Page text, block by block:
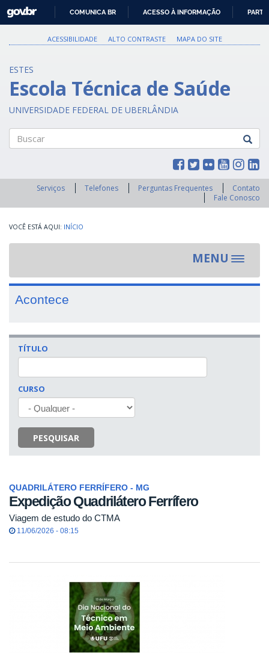
PARA
O
GOVBR
COMUNICA BR ACESSO À INFORMAÇÃO
ACESSIBILIDADE ALTO CONTRASTE MAPA DO SITE
ESTES
Escola Técnica de Saúde
UNIVERSIDADE FEDERAL DE UBERLÂNDIA
Serviços Telefones Perguntas Frequentes
Contato
Fale Conosco
INÍCIO
MENU
Toggle
Acontece
TÍTULO
CURSO
PESQUISAR
QUADRILÁTERO FERRÍFERO - MG
Expedição Quadrilátero Ferrífero
Viagem de estudo do CTMA
11/06/2026 - 08:15